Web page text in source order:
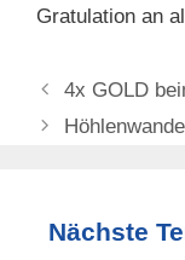
Gratulation an
4x GOLD
Nächste